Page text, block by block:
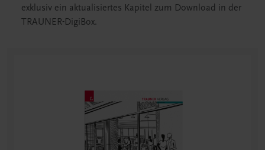
exklusiv ein aktualisiertes Kapitel zum Download in der
TRAUNER-DigiBox.